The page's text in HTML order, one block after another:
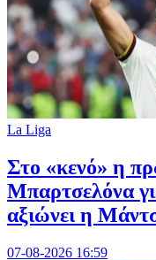
La Liga
Στο «κενό» η
Μπαρτσελόνα
αξιώνει η
07-08-2026 16:59